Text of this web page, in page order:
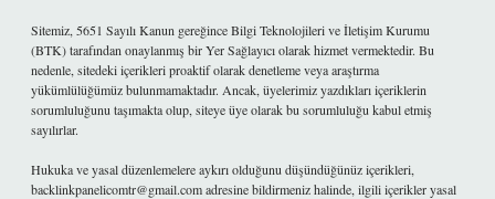
Sitemiz, 5651 Sayılı Kanun gereğince Bilgi Teknolojileri ve İletişim Kurumu
(BTK) tarafından onaylanmış bir Yer Sağlayıcı olarak hizmet vermektedir. Bu
nedenle, sitedeki içerikleri proaktif olarak denetleme veya araştırma
yükümlülüğümüz bulunmamaktadır. Ancak, üyelerimiz yazdıkları içeriklerin
sorumluluğunu taşımakta olup, siteye üye olarak bu sorumluluğu kabul etmiş
sayılırlar.
Hukuka ve yasal düzenlemelere aykırı olduğunu düşündüğünüz içerikleri,
backlinkpanelicomtr@gmail.comadresine bildirmeniz halinde, ilgili içerikler yasal